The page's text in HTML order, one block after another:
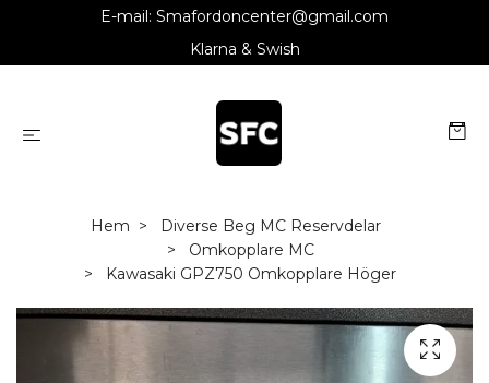
E-mail: Smafordoncenter@gmail.com
Klarna & Swish
Hem
Diverse Beg MC Reservdelar
Omkopplare MC
Kawasaki GPZ750 Omkopplare Höger